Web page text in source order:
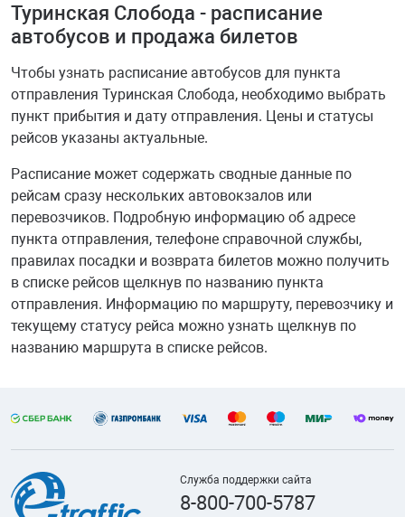
Туринская Слобода - расписание
автобусов и продажа билетов
Чтобы узнать расписание автобусов для пункта
отправления Туринская Слобода, необходимо выбрать
пункт прибытия и дату отправления. Цены и статусы
рейсов указаны актуальные.
Расписание может содержать сводные данные по
рейсам сразу нескольких автовокзалов или
перевозчиков. Подробную информацию об адресе
пункта отправления, телефоне справочной службы,
правилах посадки и возврата билетов можно получить
в списке рейсов щелкнув по названию пункта
отправления. Информацию по маршруту, перевозчику и
текущему статусу рейса можно узнать щелкнув по
названию маршрута в списке рейсов.
Служба поддержки сайта
8-800-700-5787